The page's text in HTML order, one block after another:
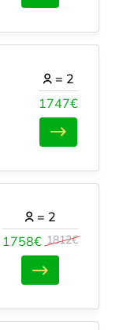
1747€
= 2
1758€ 1812€
= 2